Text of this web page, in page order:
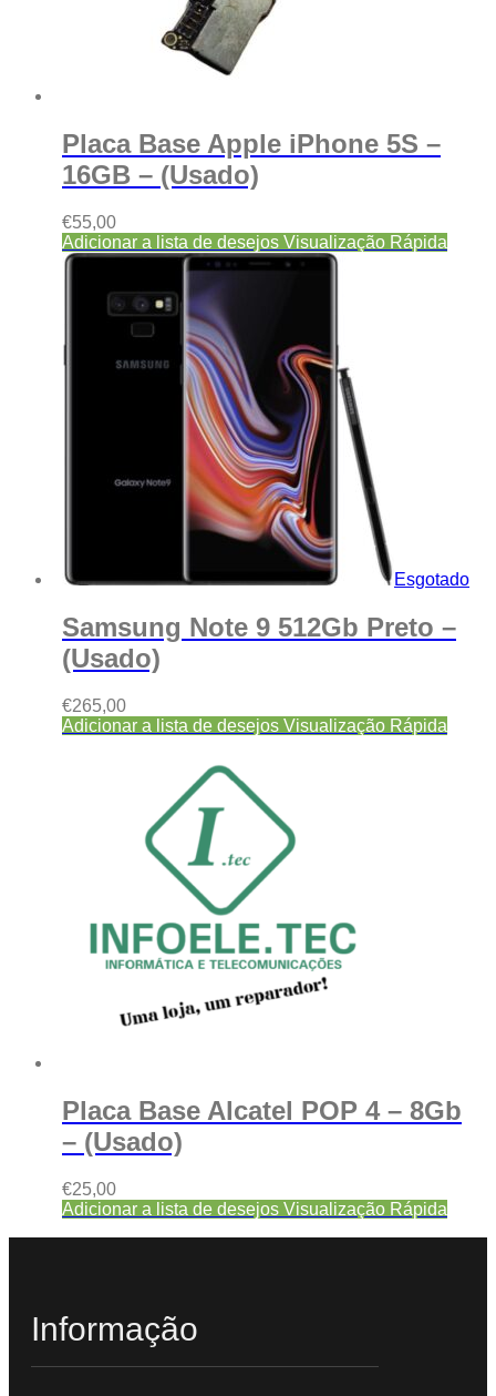
Placa Base Apple iPhone 5S –
16GB – (Usado)
€55,00
Adicionar a lista de desejos Visualização Rápida
Esgotado
Samsung Note 9 512Gb Preto –
(Usado)
€265,00
Adicionar a lista de desejos Visualização Rápida
Placa Base Alcatel POP 4 – 8Gb
– (Usado)
€25,00
Adicionar a lista de desejos Visualização Rápida
Informação